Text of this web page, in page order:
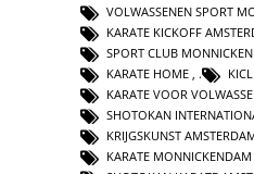
VOLWASSENEN SPORT
KARATE KICKOFF
SPORT CLUB
KARATE HOME ,
KARATE VOOR
SHOTOKAN
KRIJGSKUNST
KARATE MONNICKENDAM